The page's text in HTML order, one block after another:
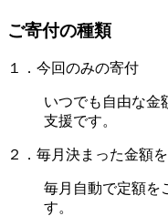
ご寄付の種類
１．今回のみの寄付
いつでも自由な金
支援です。
２．毎月決まった金額
毎月自動で定額を
す。